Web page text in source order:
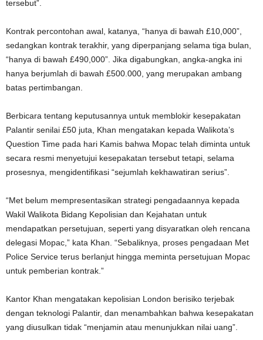
tersebut”.
Kontrak percontohan awal, katanya, “hanya di bawah £10,000”,
sedangkan kontrak terakhir, yang diperpanjang selama tiga bulan,
“hanya di bawah £490,000”. Jika digabungkan, angka-angka ini
hanya berjumlah di bawah £500.000, yang merupakan ambang
batas pertimbangan.
Berbicara tentang keputusannya untuk memblokir kesepakatan
Palantir senilai £50 juta, Khan mengatakan kepada Walikota’s
Question Time pada hari Kamis bahwa Mopac telah diminta untuk
secara resmi menyetujui kesepakatan tersebut tetapi, selama
prosesnya, mengidentifikasi “sejumlah kekhawatiran serius”.
“Met belum mempresentasikan strategi pengadaannya kepada
Wakil Walikota Bidang Kepolisian dan Kejahatan untuk
mendapatkan persetujuan, seperti yang disyaratkan oleh rencana
delegasi Mopac,” kata Khan. “Sebaliknya, proses pengadaan Met
Police Service terus berlanjut hingga meminta persetujuan Mopac
untuk pemberian kontrak.”
Kantor Khan mengatakan kepolisian London berisiko terjebak
dengan teknologi Palantir, dan menambahkan bahwa kesepakatan
yang diusulkan tidak “menjamin atau menunjukkan nilai uang”.